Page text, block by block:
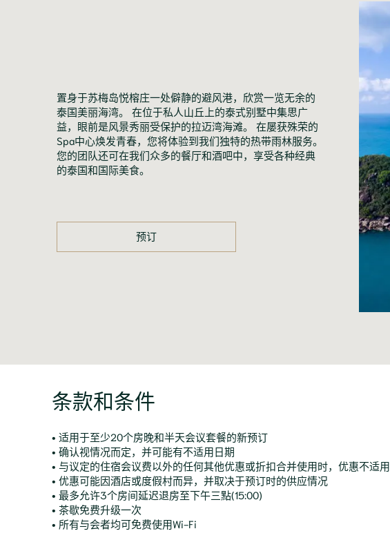
置身于苏梅岛悦榕庄一处僻静的避风港，欣赏一览无余的
泰国美丽海湾。 在位于私人山丘上的泰式别墅中集思广
益，眼前是风景秀丽受保护的拉迈湾海滩。 在屡获殊荣的
Spa中心焕发青春，您将体验到我们独特的热带雨林服务。
您的团队还可在我们众多的餐厅和酒吧中，享受各种经典
的泰国和国际美食。
预订
条款和条件
• 适用于至少20个房晚和半天会议套餐的新预订
• 确认视情况而定，并可能有不适用日期
• 与议定的住宿会议费以外的任何其他优惠或折扣合并使用时，优惠不适用
• 优惠可能因酒店或度假村而异，并取决于预订时的供应情况
• 最多允许3个房间延迟退房至下午三點(15:00)
• 茶歇免费升级一次
• 所有与会者均可免费使用Wi-Fi